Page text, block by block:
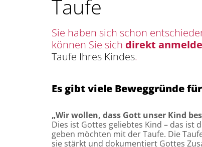
Taufe
Sie haben sich schon
können Sie sich direkt
Taufe Ihres Kindes.
Es gibt viele Beweggründe
„Wir wollen, dass Gott unser Kind
Dies ist Gottes geliebtes Kind – das ist
geben möchten mit der Taufe. Die
sie stärkt und dokumentiert Gottes